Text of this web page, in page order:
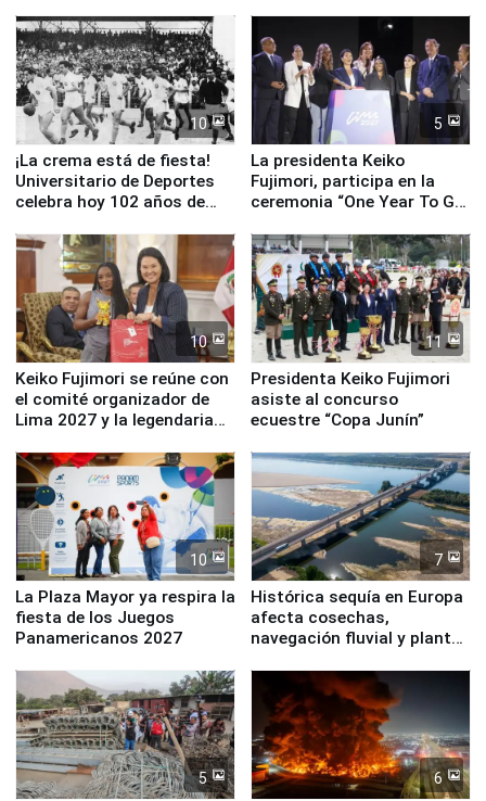
equipamiento para
Serenazgo
10
¡La crema está de fiesta!
Universitario de Deportes
celebra hoy 102 años de
5
La presidenta Keiko
Fujimori, participa en la
ceremonia “One Year To Go
10
Keiko Fujimori se reúne con
el comité organizador de
Lima 2027 y la legendaria
11
Presidenta Keiko Fujimori
asiste al concurso
ecuestre “Copa Junín”
10
La Plaza Mayor ya respira la
fiesta de los Juegos
Panamericanos 2027
7
Histórica sequía en Europa
afecta cosechas,
navegación fluvial y plantas
5 6